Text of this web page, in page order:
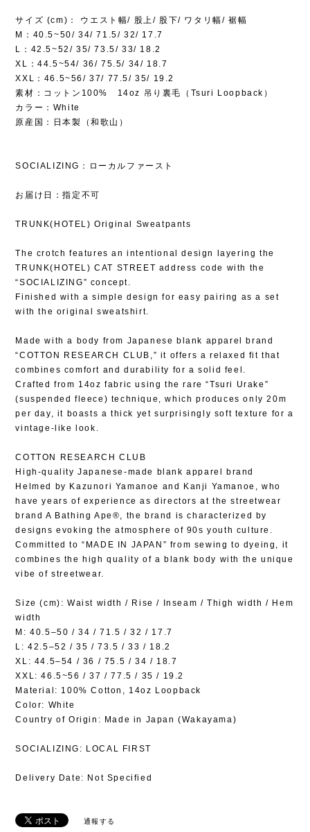
サイズ (cm)： ウエスト幅/ 股上/ 股下/ ワタリ幅/ 裾幅
M：40.5~50/ 34/ 71.5/ 32/ 17.7
L：42.5~52/ 35/ 73.5/ 33/ 18.2
XL：44.5~54/ 36/ 75.5/ 34/ 18.7
XXL：46.5~56/ 37/ 77.5/ 35/ 19.2
素材：コットン100% 14oz 吊り裏毛（Tsuri Loopback）
カラー：White
原産国：日本製（和歌山）
SOCIALIZING：ローカルファースト
お届け日：指定不可
TRUNK(HOTEL) Original Sweatpants
The crotch features an intentional design layering the
TRUNK(HOTEL) CAT STREET address code with the
“SOCIALIZING” concept.
Finished with a simple design for easy pairing as a set
with the original sweatshirt.
Made with a body from Japanese blank apparel brand
“COTTON RESEARCH CLUB,” it offers a relaxed fit that
combines comfort and durability for a solid feel.
Crafted from 14oz fabric using the rare “Tsuri Urake”
(suspended fleece) technique, which produces only 20m
per day, it boasts a thick yet surprisingly soft texture for a
vintage-like look.
COTTON RESEARCH CLUB
High-quality Japanese-made blank apparel brand
Helmed by Kazunori Yamanoe and Kanji Yamanoe, who
have years of experience as directors at the streetwear
brand A Bathing Ape®, the brand is characterized by
designs evoking the atmosphere of 90s youth culture.
Committed to “MADE IN JAPAN” from sewing to dyeing, it
combines the high quality of a blank body with the unique
vibe of streetwear.
Size (cm): Waist width / Rise / Inseam / Thigh width / Hem
width
M: 40.5–50 / 34 / 71.5 / 32 / 17.7
L: 42.5–52 / 35 / 73.5 / 33 / 18.2
XL: 44.5–54 / 36 / 75.5 / 34 / 18.7
XXL: 46.5~56 / 37 / 77.5 / 35 / 19.2
Material: 100% Cotton, 14oz Loopback
Color: White
Country of Origin: Made in Japan (Wakayama)
SOCIALIZING: LOCAL FIRST
Delivery Date: Not Specified
通報する